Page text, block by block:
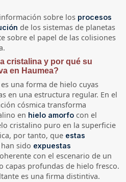
sobre los procesos
de los sistemas de planetas
sobre el papel de las colisiones
cristalina y por qué su
en Haumea?
es una forma de hielo cuyas
en una estructura regular. En el
cósmica transforma
en hielo amorfo con el
cristalino puro en la superficie
por tanto, que estas
sido expuestas
con el escenario de un
capas profundas de hielo fresco.
es una firma distintiva.